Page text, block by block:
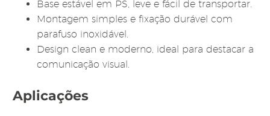
Base estável em PS, leve e fácil de transportar.
Montagem simples e fixação durável com
parafuso inoxidável.
Design clean e moderno, ideal para destacar a
comunicação visual.
Aplicações